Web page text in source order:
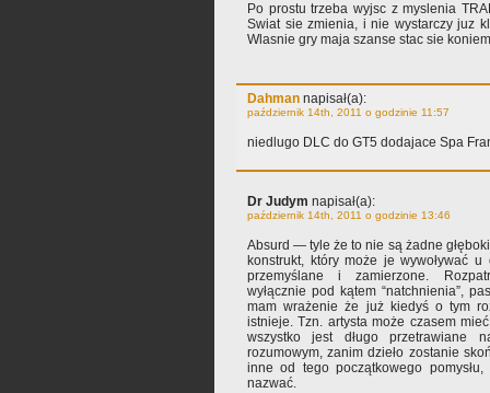
Po prostu trzeba wyjsc z myslenia
Swiat sie zmienia, i nie wystarczy juz
Wlasnie gry maja szanse stac sie
Dahman napisał(a):
październik 14th, 2011 o godzinie 11:57
niedlugo DLC do GT5 dodajace Spa
Dr Judym napisał(a):
październik 14th, 2011 o godzinie 13:46
Absurd — tyle że to nie są żadne
konstrukt, który może je wywoływać
przemyślane i zamierzone.
wyłącznie pod kątem “natchnienia”,
mam wrażenie że już kiedyś o tym
istnieje. Tzn. artysta może czasem
wszystko jest długo przetrawiane
rozumowym, zanim dzieło zostanie
inne od tego początkowego
nazwać.